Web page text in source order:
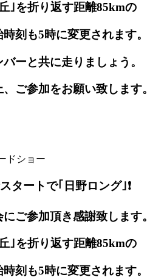
｣を折り返す距離85kmの
刻も5時に変更されます。
ーと共に走りましょう。
ご参加をお願い致します。
ドショー
タートで｢日野ロング｣❗️
ご参加頂き感謝致します。
｣を折り返す距離85kmの
刻も5時に変更されます。